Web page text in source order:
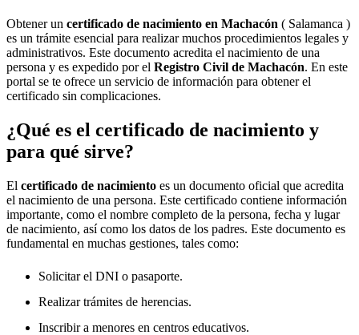
Obtener un certificado de nacimiento en Machacón ( Salamanca )
es un trámite esencial para realizar muchos procedimientos legales y
administrativos. Este documento acredita el nacimiento de una
persona y es expedido por el Registro Civil de Machacón. En este
portal se te ofrece un servicio de información para obtener el
certificado sin complicaciones.
¿Qué es el certificado de nacimiento y
para qué sirve?
El certificado de nacimiento es un documento oficial que acredita
el nacimiento de una persona. Este certificado contiene información
importante, como el nombre completo de la persona, fecha y lugar
de nacimiento, así como los datos de los padres. Este documento es
fundamental en muchas gestiones, tales como:
Solicitar el DNI o pasaporte.
Realizar trámites de herencias.
Inscribir a menores en centros educativos.